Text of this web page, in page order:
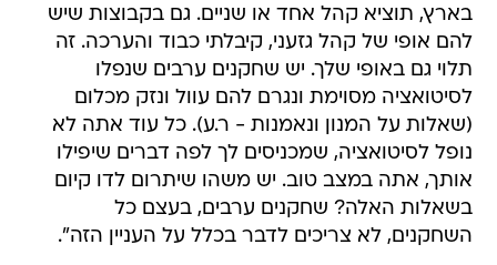
בארץ, תוציא קהל אחד או שניים. גם בקבוצות שיש
להם אופי של קהל גזעני, קיבלתי כבוד והערכה. זה
תלוי גם באופי שלך. יש שחקנים ערבים שנפלו
לסיטואציה מסוימת ונגרם להם עוול ונזק מכלום
(שאלות על המנון ונאמנות - ר.ע). כל עוד אתה לא
נופל לסיטואציה, שמכניסים לך לפה דברים שיפילו
אותך, אתה במצב טוב. יש משהו שיתרום לדו קיום
בשאלות האלה? שחקנים ערבים, בעצם כל
השחקנים, לא צריכים לדבר בכלל על העניין הזה".